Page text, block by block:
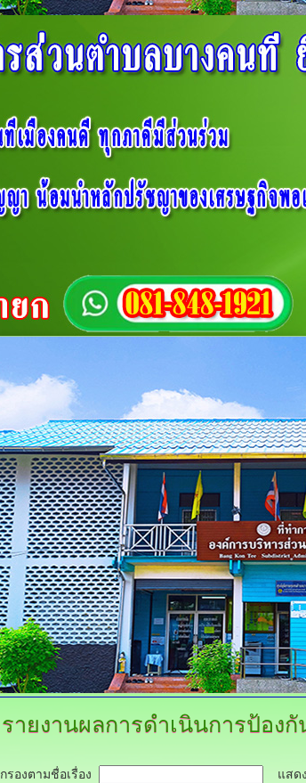
รายงานผลการดำเนินการป้อง
กรองตามชื่อเรื่อง แสด